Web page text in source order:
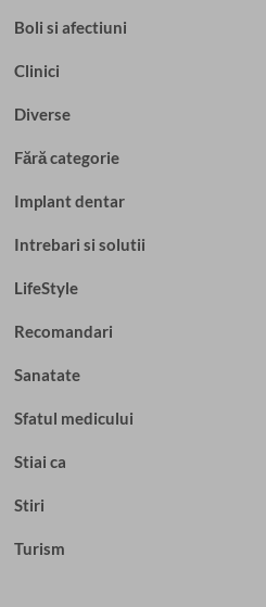
Boli si afectiuni
Clinici
Diverse
Fără categorie
Implant dentar
Intrebari si solutii
LifeStyle
Recomandari
Sanatate
Sfatul medicului
Stiai ca
Stiri
Turism